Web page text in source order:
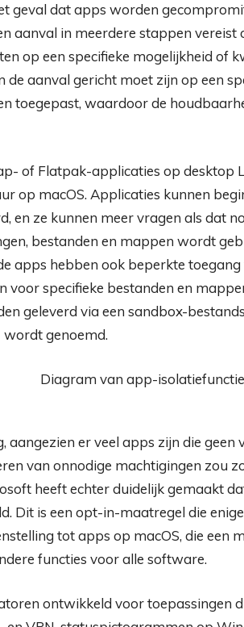
geval dat apps worden
aanval in meerdere stappen vereist
op een specifieke mogelijkheid of
de aanval gericht moet zijn op een
toegepast, waardoor de
of Flatpak-applicaties op desktop
op macOS. Applicaties kunnen
en ze kunnen meer vragen als dat
bestanden en mappen wordt
apps hebben ook beperkte
voor specifieke bestanden en
geleverd via een sandbox-
wordt genoemd.
aangezien er veel apps zijn die
van onnodige machtigingen zou
heeft echter duidelijk gemaakt
Dit is een opt-in-maatregel die
tot apps op macOS, die een
functies voor alle software.
ontwikkeld voor toepassingen